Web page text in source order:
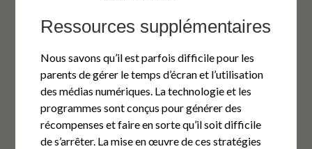
Ressources supplémentaires
Nous savons qu’il est parfois difficile pour les
parents de gérer le temps d’écran et l’utilisation
des médias numériques. La technologie et les
programmes sont conçus pour générer des
récompenses et faire en sorte qu’il soit difficile
de s’arrêter. La mise en œuvre de ces stratégies